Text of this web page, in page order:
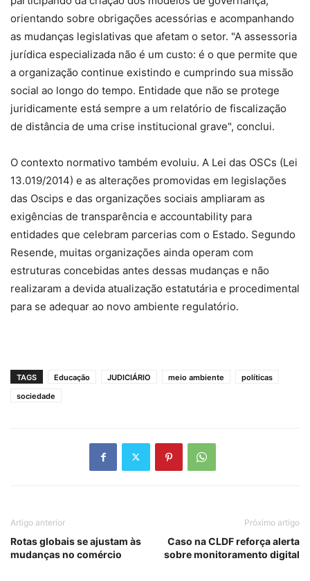
orientando sobre obrigações acessórias e acompanhando
as mudanças legislativas que afetam o setor. "A assessoria
jurídica especializada não é um custo: é o que permite que
a organização continue existindo e cumprindo sua missão
social ao longo do tempo. Entidade que não se protege
juridicamente está sempre a um relatório de fiscalização
de distância de uma crise institucional grave", conclui.
O contexto normativo também evoluiu. A Lei das OSCs (Lei
13.019/2014) e as alterações promovidas em legislações
das Oscips e das organizações sociais ampliaram as
exigências de transparência e accountability para
entidades que celebram parcerias com o Estado. Segundo
Resende, muitas organizações ainda operam com
estruturas concebidas antes dessas mudanças e não
realizaram a devida atualização estatutária e procedimental
para se adequar ao novo ambiente regulatório.
TAGS Educação JUDICIÁRIO meio ambiente
políticas
sociedade
Artigo anterior
Rotas globais se ajustam às
mudanças no comércio
Próximo artigo
Caso na CLDF reforça alerta
sobre monitoramento digital